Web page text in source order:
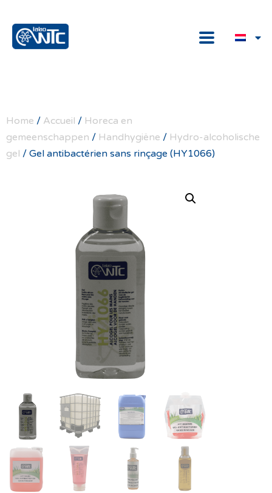
Home / Accueil / Horeca en
gemeenschappen / Handhygiëne / Hydro-alcoholische
gel / Gel antibactérien sans rinçage (HY1066)